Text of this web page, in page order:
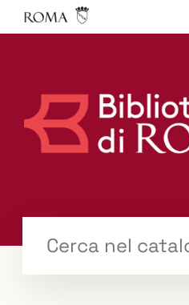
il tuo libro "Catalogo"